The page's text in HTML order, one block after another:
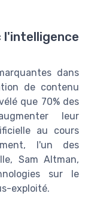
l'intelligence
dans
de contenu
que 70% des
leur
au cours
l'un des
Sam Altman,
sur le
exploité.